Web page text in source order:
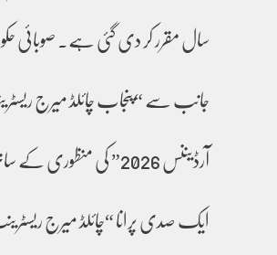
سال مقرر کر دی گئی ہے۔ صوبائی
جانب سے “پنجاب چائلڈ میرج
آرڈیننس 2026” کی منظوری
ایک صدی پرانا “چائلڈ میرج